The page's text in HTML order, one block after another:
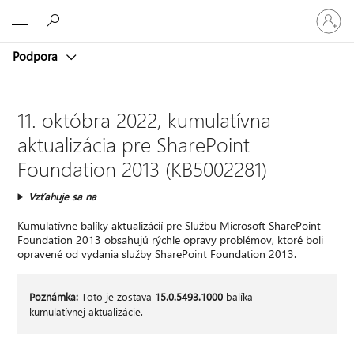
Podpora
Prihláste
sa
k
kontu
11. októbra 2022, kumulatívna
aktualizácia pre SharePoint
Foundation 2013 (KB5002281)
Vzťahuje sa na
Kumulatívne balíky aktualizácií pre Službu Microsoft SharePoint
Foundation 2013 obsahujú rýchle opravy problémov, ktoré boli
opravené od vydania služby SharePoint Foundation 2013.
Poznámka: Toto je zostava 15.0.5493.1000balíka
kumulatívnej aktualizácie.